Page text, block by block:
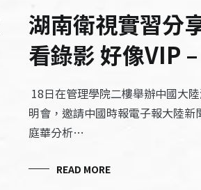
湖南衛視實習分
看錄影 好像VIP
18日在管理學院二樓舉辦中國大
明會，邀請中國時報電子報大陸新
庭華分析…
READ MORE